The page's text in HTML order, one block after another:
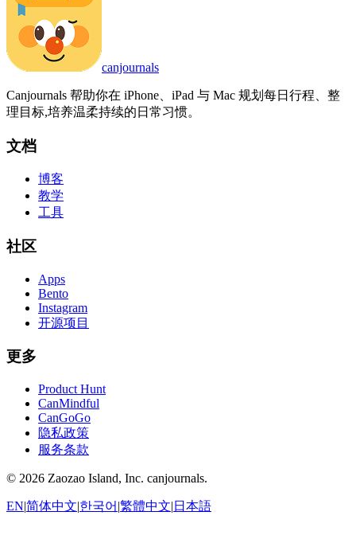
canjournals
Canjournals 帮助你在 iPhone、iPad 与 Mac 规划每日行程、整
理目标,培养温柔持续的日常习惯。
文档
博客
教学
工具
社区
Apps
Bento
Instagram
开源项目
更多
Product Hunt
CanMindful
CanGoGo
隐私政策
服务条款
© 2026 Zaozao Island, Inc. canjournals.
EN|简体中文|한국어 |繁體中文| 日本語